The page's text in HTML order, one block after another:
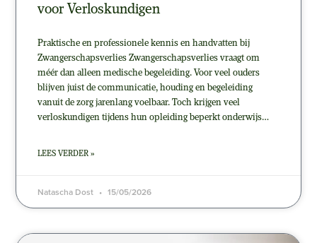
voor Verloskundigen
Praktische en professionele kennis en handvatten bij
Zwangerschapsverlies Zwangerschapsverlies vraagt om
méér dan alleen medische begeleiding. Voor veel ouders
blijven juist de communicatie, houding en begeleiding
vanuit de zorg jarenlang voelbaar. Toch krijgen veel
verloskundigen tijdens hun opleiding beperkt onderwijs…
LEES VERDER »
Natascha Dost 15/05/2026